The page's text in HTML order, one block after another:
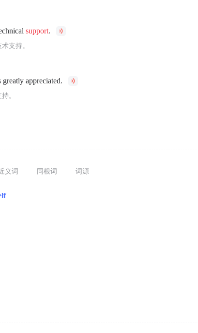
support.
支持。
greatly appreciated.
。
义词 同根词 词源